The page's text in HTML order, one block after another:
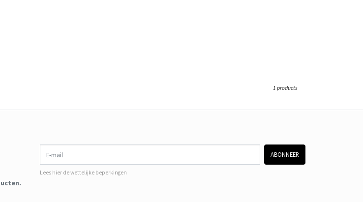
1 products
E-mail
ABONNEER
Lees hier de wettelijke beperkingen